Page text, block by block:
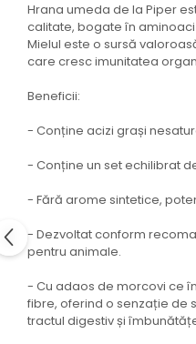
Hrana umeda de la Piper
calitate, bogate în
Mielul este o sursă
care cresc imunitatea
Beneficii:
- Conține acizi grași
- Conține un set echilibrat
- Fără arome sintetice,
- Dezvoltat conform
pentru animale.
- Cu adaos de morcovi ce
fibre, oferind o senzație de
tractul digestiv și